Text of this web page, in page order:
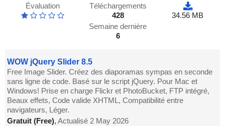
Évaluation
Téléchargements
428
Semaine dernière
6
34.56 MB
WOW jQuery Slider 8.5
Free Image Slider. Créez des diaporamas sympas en seconde
sans ligne de code. Basé sur le script jQuery. Pour Mac et
Windows! Prise en charge Flickr et PhotoBucket, FTP intégré,
Beaux effets, Code valide XHTML, Compatibilité entre
navigateurs, Léger.
Gratuit (Free),Actualisé 2 May 2026